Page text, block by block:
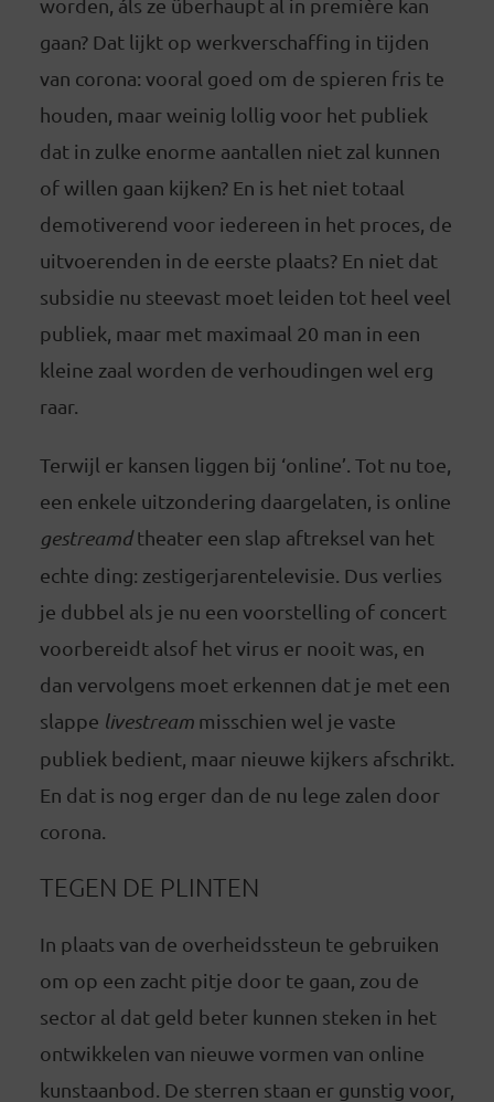
gaan? Dat lijkt op werkverschaffing in tijden
van corona: vooral goed om de spieren fris te
houden, maar weinig lollig voor het publiek
dat in zulke enorme aantallen niet zal kunnen
of willen gaan kijken? En is het niet totaal
demotiverend voor iedereen in het proces, de
uitvoerenden in de eerste plaats? En niet dat
subsidie nu steevast moet leiden tot heel veel
publiek, maar met maximaal 20 man in een
kleine zaal worden de verhoudingen wel erg
raar.
Terwijl er kansen liggen bij ‘online’. Tot nu toe,
een enkele uitzondering daargelaten, is online
gestreamdtheater een slap aftreksel van het
echte ding: zestigerjarentelevisie. Dus verlies
je dubbel als je nu een voorstelling of concert
voorbereidt alsof het virus er nooit was, en
dan vervolgens moet erkennen dat je met een
slappe livestreammisschien wel je vaste
publiek bedient, maar nieuwe kijkers afschrikt.
En dat is nog erger dan de nu lege zalen door
corona.
TEGEN DE PLINTEN
In plaats van de overheidssteun te gebruiken
om op een zacht pitje door te gaan, zou de
sector al dat geld beter kunnen steken in het
ontwikkelen van nieuwe vormen van online
kunstaanbod. De sterren staan er gunstig voor,